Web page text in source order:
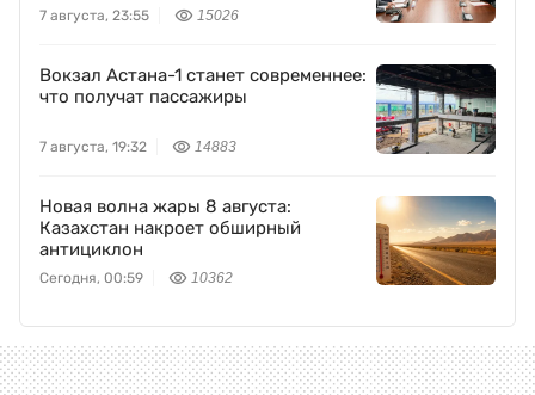
7 августа, 23:55 15026
Вокзал Астана-1 станет современнее:
что получат пассажиры
7 августа, 19:32 14883
Новая волна жары 8 августа:
Казахстан накроет обширный
антициклон
Сегодня, 00:59 10362